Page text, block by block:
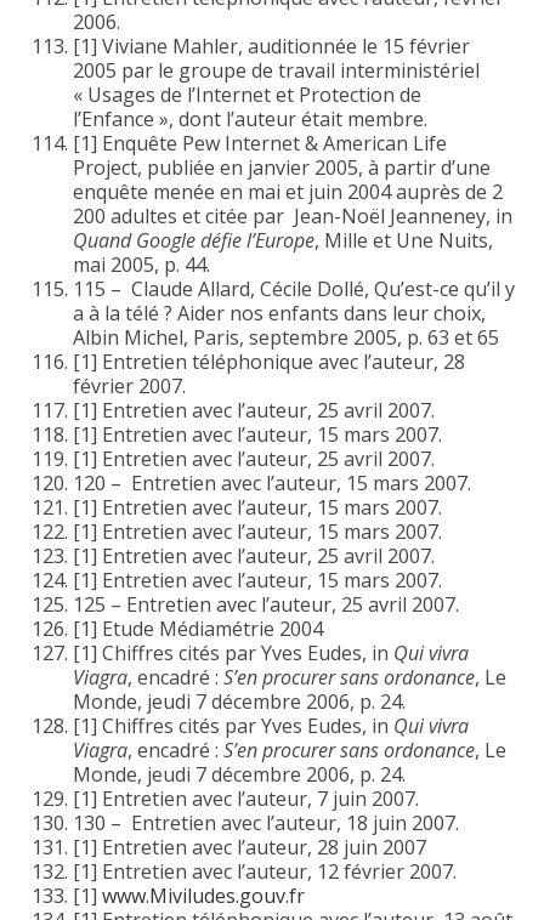
2006.
[1] Viviane Mahler, auditionnée le 15 février
2005 par le groupe de travail interministériel
« Usages de l’Internet et Protection de
l’Enfance », dont l’auteur était membre.
[1] Enquête Pew Internet & American Life
Project, publiée en janvier 2005, à partir d’une
enquête menée en mai et juin 2004 auprès de 2
200 adultes et citée par Jean-Noël Jeanneney, in
Quand Google défie l’Europe, Mille et Une Nuits,
mai 2005, p. 44.
115 – Claude Allard, Cécile Dollé, Qu’est-ce qu’il y
a à la télé ? Aider nos enfants dans leur choix,
Albin Michel, Paris, septembre 2005, p. 63 et 65
[1] Entretien téléphonique avec l’auteur, 28
février 2007.
[1] Entretien avec l’auteur, 25 avril 2007.
[1] Entretien avec l’auteur, 15 mars 2007.
[1] Entretien avec l’auteur, 25 avril 2007.
120 – Entretien avec l’auteur, 15 mars 2007.
[1] Entretien avec l’auteur, 15 mars 2007.
[1] Entretien avec l’auteur, 15 mars 2007.
[1] Entretien avec l’auteur, 25 avril 2007.
[1] Entretien avec l’auteur, 15 mars 2007.
125 – Entretien avec l’auteur, 25 avril 2007.
[1] Etude Médiamétrie 2004
[1] Chiffres cités par Yves Eudes, in Qui vivra
Viagra, encadré : S’en procurer sans ordonance, Le
Monde, jeudi 7 décembre 2006, p. 24.
[1] Chiffres cités par Yves Eudes, in Qui vivra
Viagra, encadré : S’en procurer sans ordonance, Le
Monde, jeudi 7 décembre 2006, p. 24.
[1] Entretien avec l’auteur, 7 juin 2007.
130 – Entretien avec l’auteur, 18 juin 2007.
[1] Entretien avec l’auteur, 28 juin 2007
[1] Entretien avec l’auteur, 12 février 2007.
[1] www.Miviludes.gouv.fr